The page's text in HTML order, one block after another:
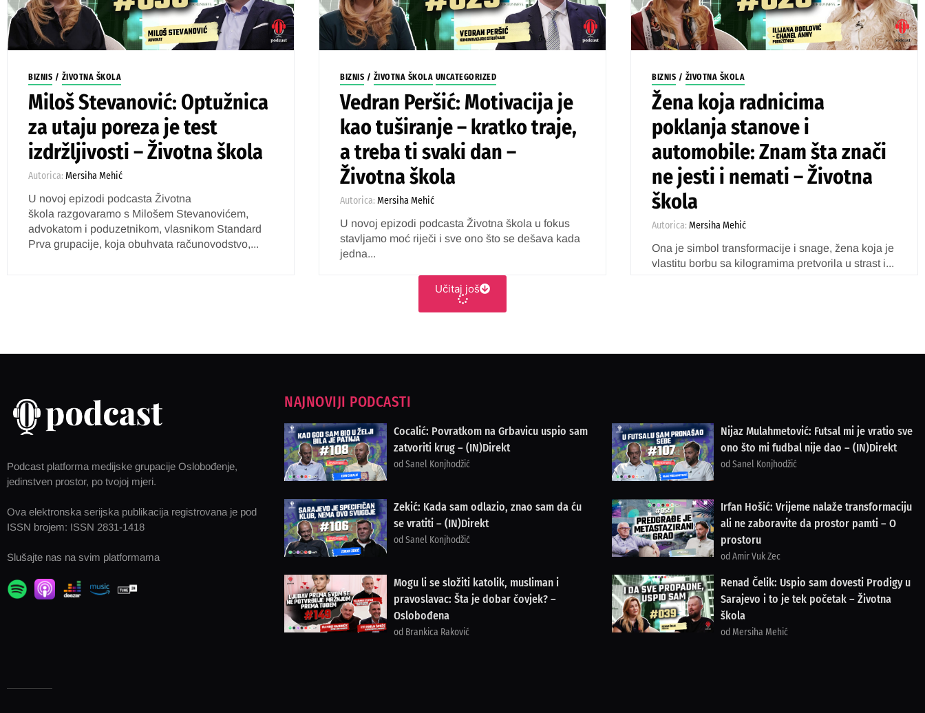
BIZNIS / ŽIVOTNA ŠKOLA
Miloš Stevanović: Optužnica
za utaju poreza je test
izdržljivosti – Životna škola
Autorica: Mersiha Mehić
U novoj epizodi podcasta Životna
škola razgovaramo s Milošem Stevanovićem,
advokatom i poduzetnikom, vlasnikom Standard
Prva grupacije, koja obuhvata računovodstvo,...
BIZNIS / ŽIVOTNA ŠKOLA UNCATEGORIZED
Vedran Peršić: Motivacija je
kao tuširanje – kratko traje,
a treba ti svaki dan –
Životna škola
Autorica: Mersiha Mehić
U novoj epizodi podcasta Životna škola u fokus
stavljamo moć riječi i sve ono što se dešava kada
jedna...
BIZNIS / ŽIVOTNA ŠKOLA
Žena koja radnicima
poklanja stanove i
automobile: Znam šta znači
ne jesti i nemati – Životna
škola
Autorica: Mersiha Mehić
Ona je simbol transformacije i snage, žena koja je
vlastitu borbu sa kilogramima pretvorila u strast i...
Učitaj još
Podcast platforma medijske grupacije Oslobođenje,
jedinstven prostor, po tvojoj mjeri.
Ova elektronska serijska publikacija registrovana je pod
ISSN brojem: ISSN 2831-1418
Slušajte nas na svim platformama
NAJNOVIJI PODCASTI
Cocalić: Povratkom na Grbavicu uspio sam
zatvoriti krug – (IN)Direkt
od Sanel Konjhodžić
Nijaz Mulahmetović: Futsal mi je vratio sve
ono što mi fudbal nije dao – (IN)Direkt
od Sanel Konjhodžić
Zekić: Kada sam odlazio, znao sam da ću
se vratiti – (IN)Direkt
od Sanel Konjhodžić
Irfan Hošić: Vrijeme nalaže transformaciju
ali ne zaboravite da prostor pamti – O
prostoru
od Amir Vuk Zec
Mogu li se složiti katolik, musliman i
pravoslavac: Šta je dobar čovjek? –
Oslobođena
od Brankica Raković
Renad Čelik: Uspio sam dovesti Prodigy u
Sarajevo i to je tek početak – Životna
škola
od Mersiha Mehić